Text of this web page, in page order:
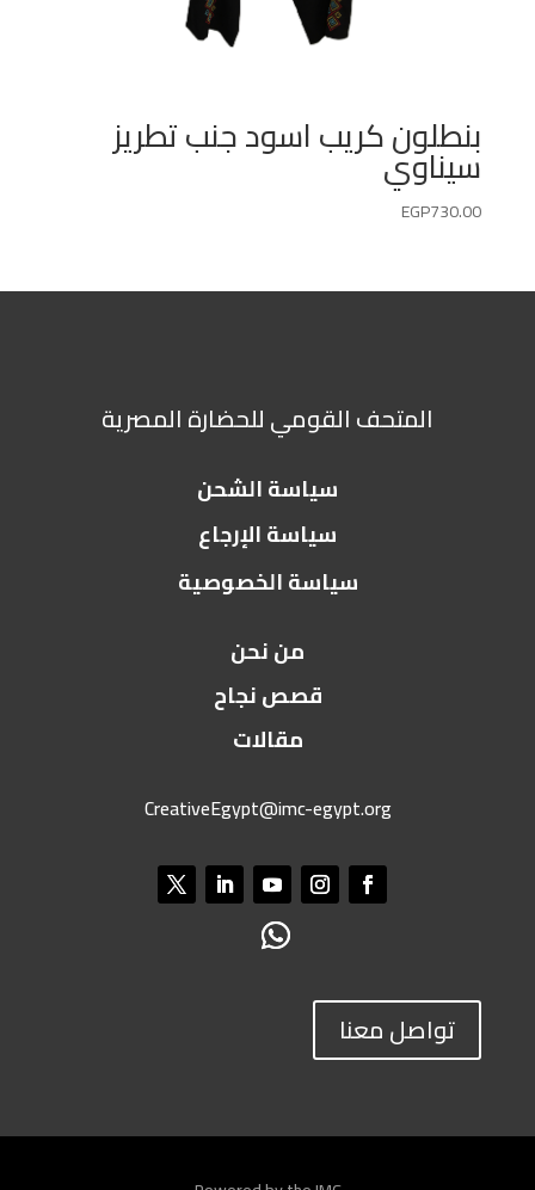
بنطلون كريب اسود جنب تطريز
سيناوي
EGP730.00
المتحف القومي للحضارة المصرية
سياسة الشحن
سياسة الإرجاع
سياسة الخصوصية
من نحن
قصص نجاح
مقالات
CreativeEgypt@imc-egypt.org
تواصل معنا